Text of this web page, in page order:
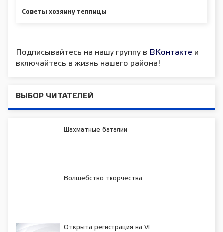
Советы хозяину теплицы
Подписывайтесь на нашу группу в ВКонтакте и
включайтесь в жизнь нашего района!
ВЫБОР ЧИТАТЕЛЕЙ
Шахматные баталии
Волшебство творчества
Открыта регистрация на VI